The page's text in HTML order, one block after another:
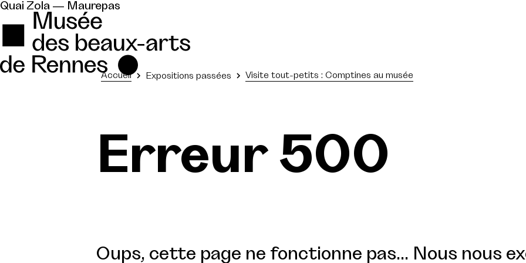
Quai Zola — Maurepas
Accueil Expositions passées Visite tout-petits : Comptines au musée
Erreur 500
Oups, cette page ne fonctionne pas... Nous nous